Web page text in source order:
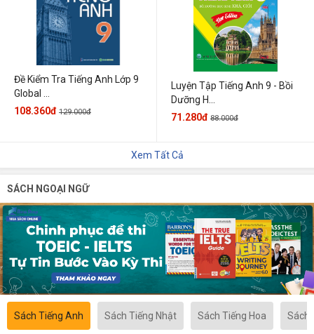
Đề Kiểm Tra Tiếng Anh Lớp 9
Global ...
108.360đ 129.000đ
Luyện Tập Tiếng Anh 9 - Bồi
Dưỡng H...
71.280đ 88.000đ
Xem Tất Cả
SÁCH NGOẠI NGỮ
Sách Tiếng Anh Sách Tiếng Nhật Sách Tiếng Hoa Sách